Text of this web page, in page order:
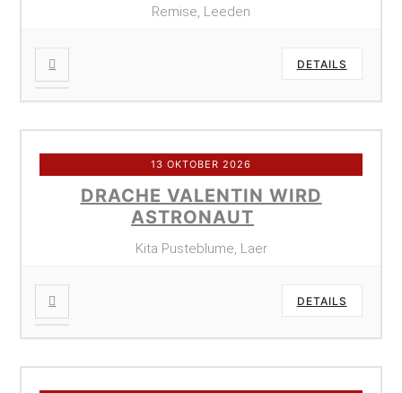
Remise, Leeden
DETAILS
13 OKTOBER 2026
DRACHE VALENTIN WIRD
ASTRONAUT
Kita Pusteblume, Laer
DETAILS